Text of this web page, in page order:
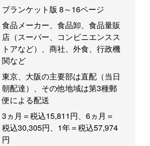
ブランケット版 8～16ページ
食品メーカー、食品卸、食品量販
店（スーパー、コンビニエンスス
トアなど）、商社、外食、行政機
関など
東京、大阪の主要部は直配（当日
朝配達）、その他地域は第3種郵
便による配送
3ヵ月＝税込15,811円、6ヵ月＝
税込30,305円、1年＝税込57,974
円